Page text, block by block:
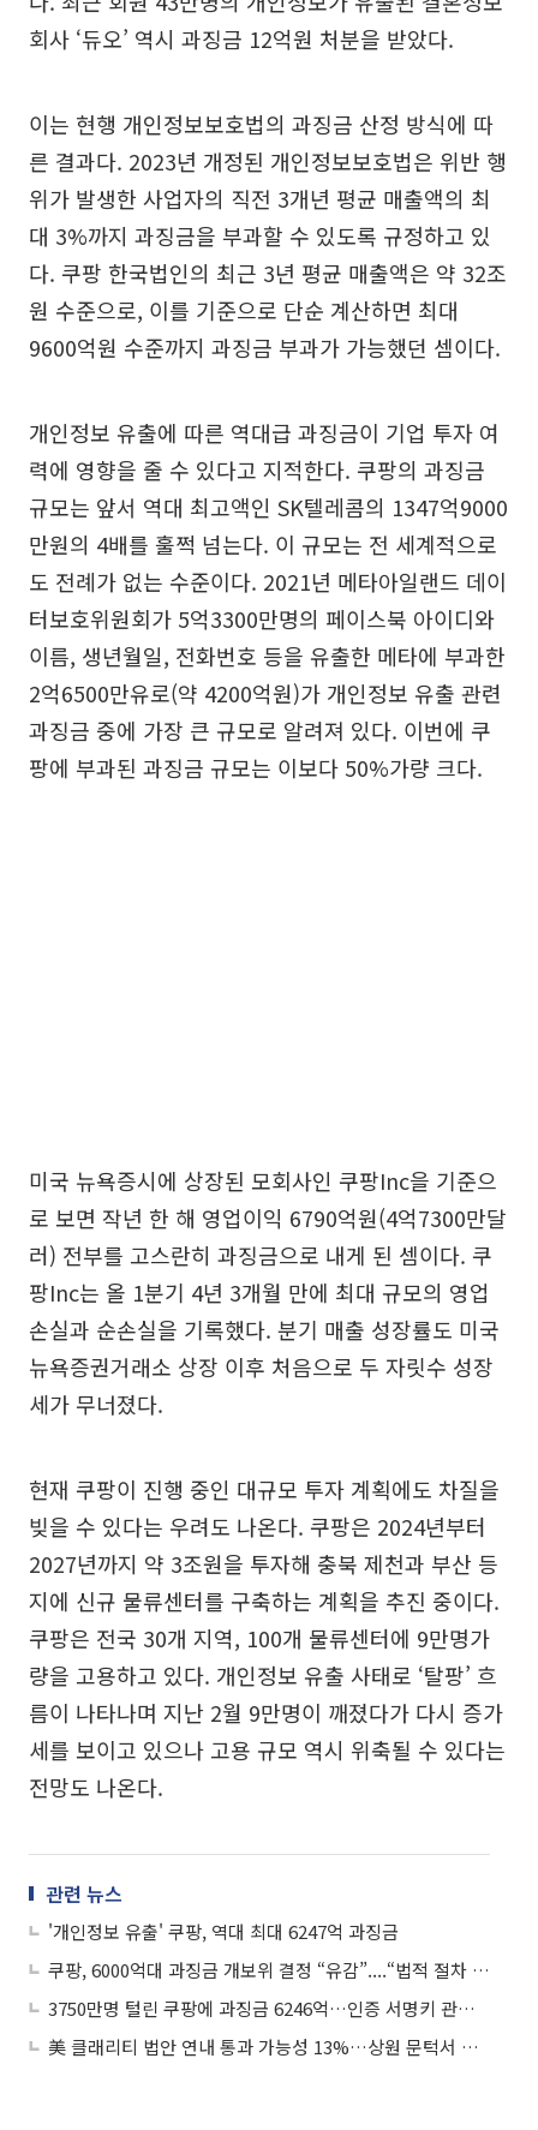
회사 ‘듀오’ 역시 과징금 12억원 처분을 받았다.
이는 현행 개인정보보호법의 과징금 산정 방식에 따
른 결과다. 2023년 개정된 개인정보보호법은 위반 행
위가 발생한 사업자의 직전 3개년 평균 매출액의 최
대 3%까지 과징금을 부과할 수 있도록 규정하고 있
다. 쿠팡 한국법인의 최근 3년 평균 매출액은 약 32조
원 수준으로, 이를 기준으로 단순 계산하면 최대
9600억원 수준까지 과징금 부과가 가능했던 셈이다.
개인정보 유출에 따른 역대급 과징금이 기업 투자 여
력에 영향을 줄 수 있다고 지적한다. 쿠팡의 과징금
규모는 앞서 역대 최고액인 SK텔레콤의 1347억9000
만원의 4배를 훌쩍 넘는다. 이 규모는 전 세계적으로
도 전례가 없는 수준이다. 2021년 메타아일랜드 데이
터보호위원회가 5억3300만명의 페이스북 아이디와
이름, 생년월일, 전화번호 등을 유출한 메타에 부과한
2억6500만유로(약 4200억원)가 개인정보 유출 관련
과징금 중에 가장 큰 규모로 알려져 있다. 이번에 쿠
팡에 부과된 과징금 규모는 이보다 50%가량 크다.
미국 뉴욕증시에 상장된 모회사인 쿠팡Inc을 기준으
로 보면 작년 한 해 영업이익 6790억원(4억7300만달
러) 전부를 고스란히 과징금으로 내게 된 셈이다. 쿠
팡Inc는 올 1분기 4년 3개월 만에 최대 규모의 영업
손실과 순손실을 기록했다. 분기 매출 성장률도 미국
뉴욕증권거래소 상장 이후 처음으로 두 자릿수 성장
세가 무너졌다.
현재 쿠팡이 진행 중인 대규모 투자 계획에도 차질을
빚을 수 있다는 우려도 나온다. 쿠팡은 2024년부터
2027년까지 약 3조원을 투자해 충북 제천과 부산 등
지에 신규 물류센터를 구축하는 계획을 추진 중이다.
쿠팡은 전국 30개 지역, 100개 물류센터에 9만명가
량을 고용하고 있다. 개인정보 유출 사태로 ‘탈팡’ 흐
름이 나타나며 지난 2월 9만명이 깨졌다가 다시 증가
세를 보이고 있으나 고용 규모 역시 위축될 수 있다는
전망도 나온다.
관련 뉴스
'개인정보 유출' 쿠팡, 역대 최대 6247억 과징금
쿠팡, 6000억대 과징금 개보위 결정 “유감”....“법적 절차 통해 사실관계 규명”
3750만명 털린 쿠팡에 과징금 6246억…인증 서명키 관리, 접근 통제 소홀
美 클래리티 법안 연내 통과 가능성 13%…상원 문턱서 제동